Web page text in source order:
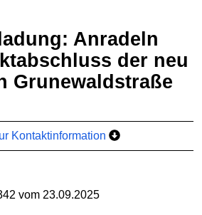
der neu
Grunewaldstraße
Kontaktinformation
vom 23.09.2025